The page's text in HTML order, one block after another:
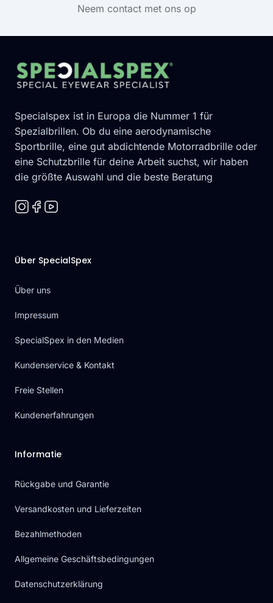
Neem contact met ons op
Specialspex ist in Europa die Nummer 1 für
Spezialbrillen. Ob du eine aerodynamische
Sportbrille, eine gut abdichtende Motorradbrille oder
eine Schutzbrille für deine Arbeit suchst, wir haben
die größte Auswahl und die beste Beratung
Über SpecialSpex
Über uns
Impressum
SpecialSpex in den Medien
Kundenservice & Kontakt
Freie Stellen
Kundenerfahrungen
Informatie
Rückgabe und Garantie
Versandkosten und Lieferzeiten
Bezahlmethoden
Allgemeine Geschäftsbedingungen
Datenschutzerklärung